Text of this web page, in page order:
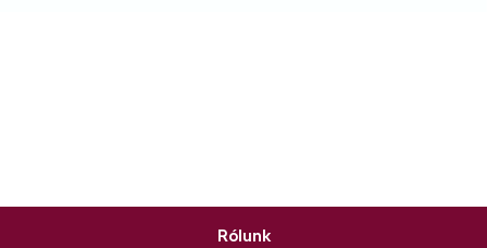
Rólunk